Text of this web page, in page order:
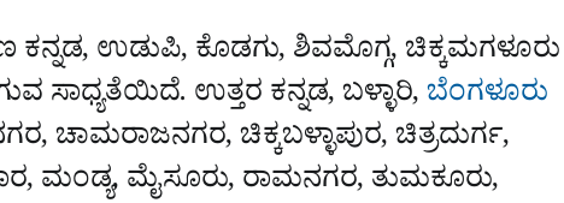
ಕನ್ನಡ, ಉಡುಪಿ, ಕೊಡಗು, ಶಿವಮೊಗ್ಗ, ಚಿಕ್ಕಮಗಳೂರು
ಸಾಧ್ಯತೆಯಿದೆ. ಉತ್ತರ ಕನ್ನಡ, ಬಳ್ಳಾರಿ,ಬೆಂಗಳೂರು
ಚಾಮರಾಜನಗರ, ಚಿಕ್ಕಬಳ್ಳಾಪುರ, ಚಿತ್ರದುರ್ಗ,
ಮಂಡ್ಯ, ಮೈಸೂರು, ರಾಮನಗರ, ತುಮಕೂರು,